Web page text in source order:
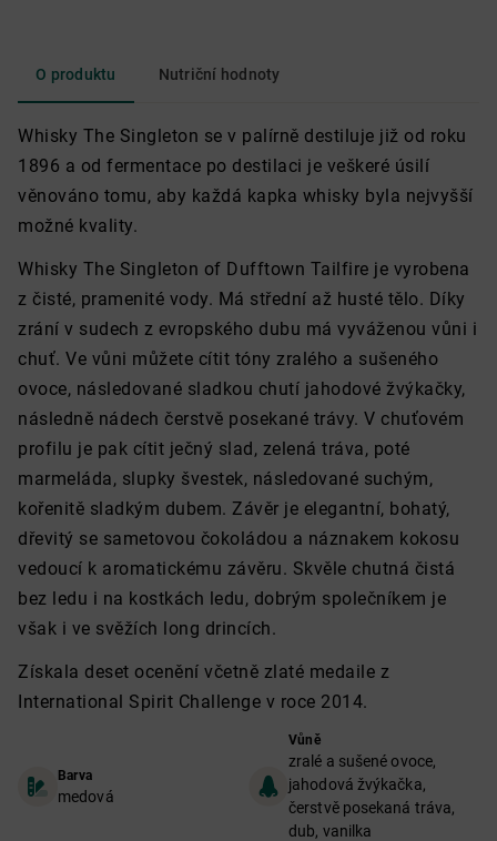
O produktu Nutriční hodnoty
Whisky The Singleton se v palírně destiluje již od roku
1896 a od fermentace po destilaci je veškeré úsilí
věnováno tomu, aby každá kapka whisky byla nejvyšší
možné kvality.
Whisky The Singleton of Dufftown Tailfire je vyrobena
z čisté, pramenité vody. Má střední až husté tělo. Díky
zrání v sudech z evropského dubu má vyváženou vůni i
chuť. Ve vůni můžete cítit tóny zralého a sušeného
ovoce, následované sladkou chutí jahodové žvýkačky,
následně nádech čerstvě posekané trávy. V chuťovém
profilu je pak cítit ječný slad, zelená tráva, poté
marmeláda, slupky švestek, následované suchým,
kořenitě sladkým dubem. Závěr je elegantní, bohatý,
dřevitý se sametovou čokoládou a náznakem kokosu
vedoucí k aromatickému závěru. Skvěle chutná čistá
bez ledu i na kostkách ledu, dobrým společníkem je
však i ve svěžích long drincích.
Získala deset ocenění včetně zlaté medaile z
International Spirit Challenge v roce 2014.
Barva
medová
Vůně
zralé a sušené ovoce,
jahodová žvýkačka,
čerstvě posekaná tráva,
dub, vanilka